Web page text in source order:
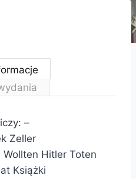
–
Zeller
Wollten Hitler Toten
Książki